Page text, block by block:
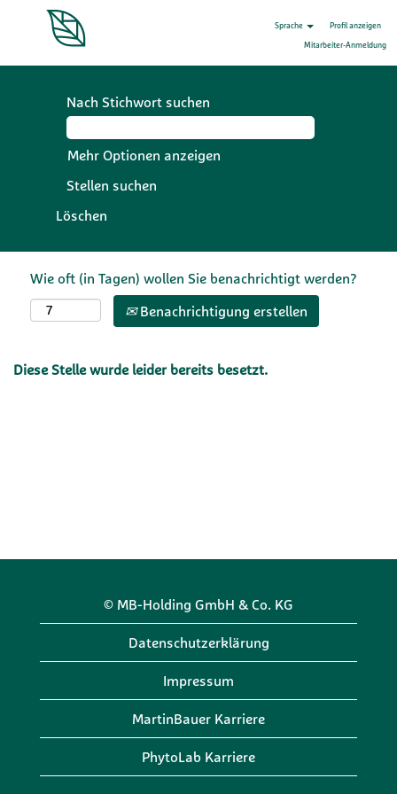
Sprache
Profil anzeigen
Mitarbeiter-Anmeldung
Nach Stichwort suchen
Mehr Optionen anzeigen
Löschen
Wie oft (in Tagen) wollen Sie benachrichtigt werden?
Benachrichtigung erstellen
Diese Stelle wurde leider bereits besetzt.
© MB-Holding GmbH & Co. KG
Datenschutzerklärung
Impressum
MartinBauer Karriere
PhytoLab Karriere